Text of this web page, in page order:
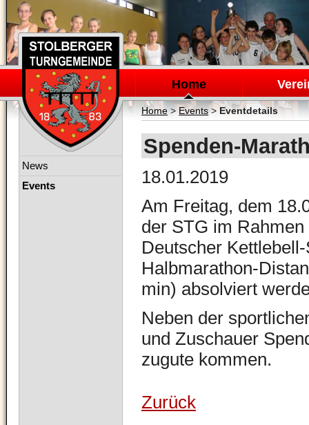
Navigation
überspringen
Home
Home> Events> Eventdetails
Spenden-
18.01.2019
Am Freitag, dem
der STG im
Deutscher
Halbmarathon-
min) absolviert
Neben der
und Zuschauer
zugute kommen.
Zurück
Navigation
News
Events